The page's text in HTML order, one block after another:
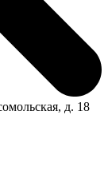
д. 18